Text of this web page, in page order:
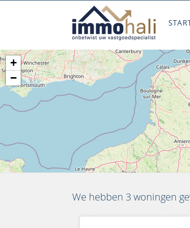
+
−
We hebben 3 woningen